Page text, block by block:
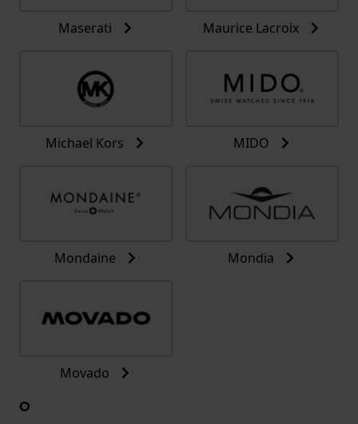
Maserati Maurice Lacroix
Michael Kors MIDO
Mondaine Mondia
Movado
O